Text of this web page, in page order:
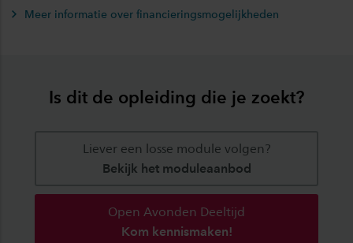
Meer informatie over financieringsmogelijkheden
Is dit de opleiding die je zoekt?
Liever een losse module volgen?
Bekijk het moduleaanbod
Open Avonden Deeltijd
Kom kennismaken!